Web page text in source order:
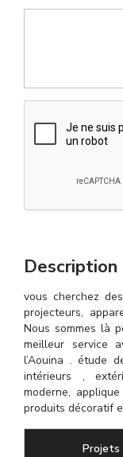
Description
vous cherchez
projecteurs,
Nous sommes là
meilleur service
l’Aouina . étude
intérieurs ,
moderne,
produits décoratif
Projets